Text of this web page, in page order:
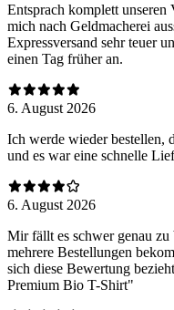
Entsprach komplett
mich nach Geldmacherei
Expressversand sehr teuer
einen Tag früher an.
6. August 2026
Ich werde wieder bestellen,
und es war eine schnelle
6. August 2026
Mir fällt es schwer genau
mehrere Bestellungen
sich diese Bewertung
Premium Bio T-Shirt"